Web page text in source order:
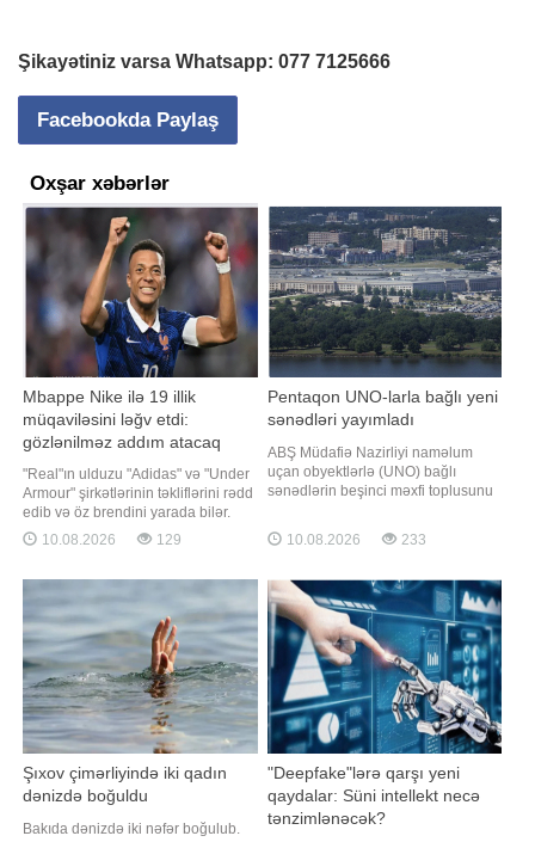
Şikayətiniz varsa Whatsapp: 077 7125666
Facebookda Paylaş
Oxşar xəbərlər
Mbappe Nike ilə 19 illik
müqaviləsini ləğv etdi:
gözlənilməz addım atacaq
"Real"ın ulduzu "Adidas" və "Under
Armour" şirkətlərinin təkliflərini rədd
edib və öz brendini yarada bilər.
"Real" və Fransa millisinin
hücumçusu Kilian Mbappe
mediaya istinadən məlumatın
10.08.2026 129
Pentaqon UNO-larla bağlı yeni
sənədləri yayımladı
ABŞ Müdafiə Nazirliyi naməlum
uçan obyektlərlə (UNO) bağlı
sənədlərin beşinci məxfi toplusunu
CBS News məlumat yayıb.
Pentaqonun rəsmi saytında UNO-
ifadələrin yer aldığı 41 yeni sənəd
dərc olunub. Sənədlər, fotoşəkillər
və videomaterialla
10.08.2026 233
Şıxov çimərliyində iki qadın
dənizdə boğuldu
Bakıda dənizdə iki nəfər boğulub.
"Deepfake"lərə qarşı yeni
qaydalar: Süni intellekt necə
tənzimlənəcək?